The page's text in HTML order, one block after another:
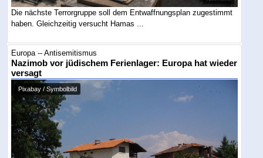
Die nächste Terrorgruppe soll dem Entwaffnungsplan zugestimmt
haben. Gleichzeitig versucht Hamas ...
Europa -- Antisemitismus
Nazimob vor jüdischem Ferienlager: Europa hat wieder
versagt
Pixabay / Symbolbild